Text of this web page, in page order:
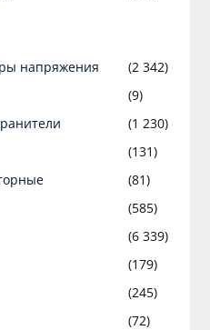
напряжения
(2 342)
(9)
(1 230)
(131)
(81)
(585)
(6 339)
(179)
(245)
(72)